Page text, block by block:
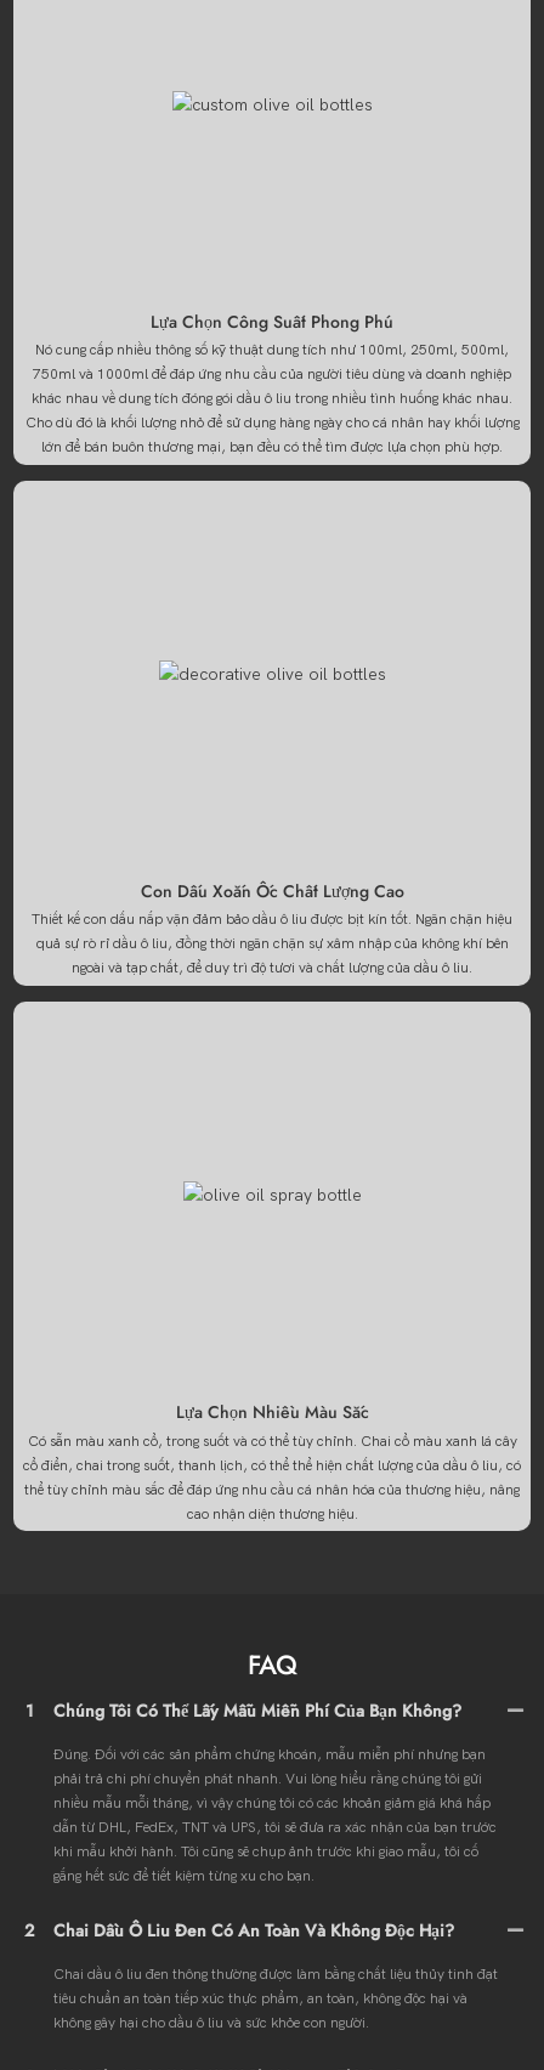
Lựa Chọn Công Suất Phong Phú
Nó cung cấp nhiều thông số kỹ thuật dung tích như 100ml, 250ml, 500ml,
750ml và 1000ml để đáp ứng nhu cầu của người tiêu dùng và doanh nghiệp
khác nhau về dung tích đóng gói dầu ô liu trong nhiều tình huống khác nhau.
Cho dù đó là khối lượng nhỏ để sử dụng hàng ngày cho cá nhân hay khối lượng
lớn để bán buôn thương mại, bạn đều có thể tìm được lựa chọn phù hợp.
Con Dấu Xoắn Ốc Chất Lượng Cao
Thiết kế con dấu nắp vặn đảm bảo dầu ô liu được bịt kín tốt. Ngăn chặn hiệu
quả sự rò rỉ dầu ô liu, đồng thời ngăn chặn sự xâm nhập của không khí bên
ngoài và tạp chất, để duy trì độ tươi và chất lượng của dầu ô liu.
Lựa Chọn Nhiều Màu Sắc
Có sẵn màu xanh cổ, trong suốt và có thể tùy chỉnh. Chai cổ màu xanh lá cây
cổ điển, chai trong suốt, thanh lịch, có thể thể hiện chất lượng của dầu ô liu, có
thể tùy chỉnh màu sắc để đáp ứng nhu cầu cá nhân hóa của thương hiệu, nâng
cao nhận diện thương hiệu.
FAQ
1 Chúng Tôi Có Thể Lấy Mẫu Miễn Phí Của Bạn Không?
Đúng. Đối với các sản phẩm chứng khoán, mẫu miễn phí nhưng bạn
phải trả chi phí chuyển phát nhanh. Vui lòng hiểu rằng chúng tôi gửi
nhiều mẫu mỗi tháng, vì vậy chúng tôi có các khoản giảm giá khá hấp
dẫn từ DHL, FedEx, TNT và UPS, tôi sẽ đưa ra xác nhận của bạn trước
khi mẫu khởi hành. Tôi cũng sẽ chụp ảnh trước khi giao mẫu, tôi cố
gắng hết sức để tiết kiệm từng xu cho bạn.
2 Chai Dầu Ô Liu Đen Có An Toàn Và Không Độc Hại?
Chai dầu ô liu đen thông thường được làm bằng chất liệu thủy tinh đạt
tiêu chuẩn an toàn tiếp xúc thực phẩm, an toàn, không độc hại và
không gây hại cho dầu ô liu và sức khỏe con người.